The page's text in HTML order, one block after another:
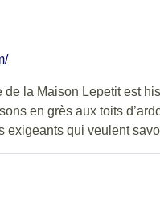
la Maison Lepetit est
en grès aux toits
qui veulent